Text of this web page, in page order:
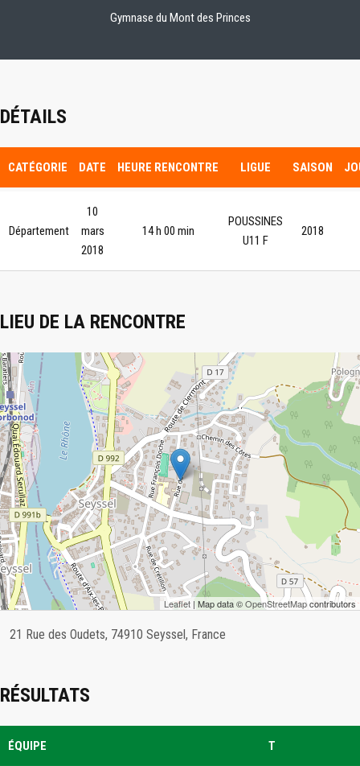
Gymnase du Mont des Princes
DÉTAILS
CATÉGORIE DATE HEURE RENCONTRE LIGUE SAISON
Département
10
mars
2018
14 h 00 min
POUSSINES
U11 F
2018
LIEU DE LA RENCONTRE
Leaflet | Map data ©OpenStreetMapcontributors
21 Rue des Oudets, 74910 Seyssel, France
RÉSULTATS
ÉQUIPE T